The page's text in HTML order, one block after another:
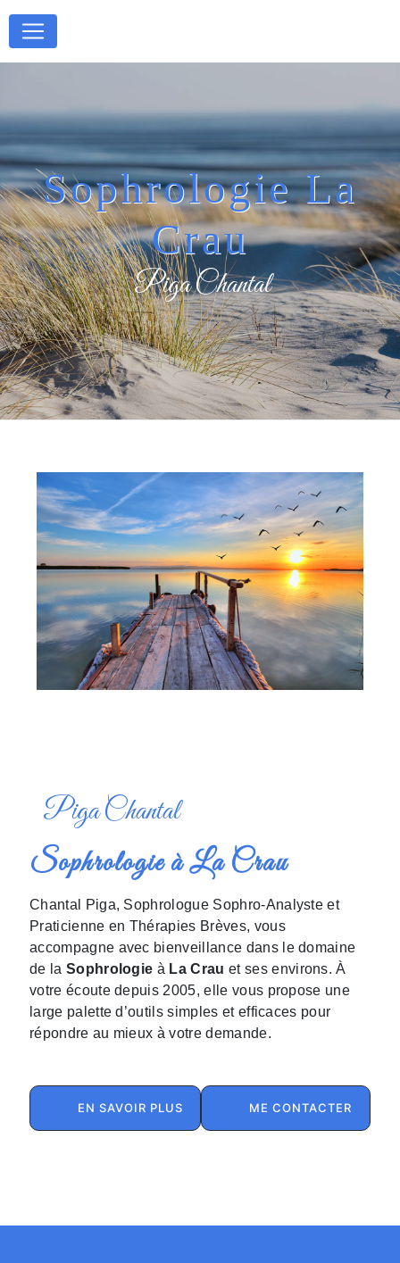
Sophrologie La
Crau
Piga Chantal
Piga Chantal
Sophrologie à La Crau
Chantal Piga, Sophrologue Sophro-Analyste et
Praticienne en Thérapies Brèves, vous
accompagne avec bienveillance dans le domaine
de la Sophrologie à La Crau et ses environs. À
votre écoute depuis 2005, elle vous propose une
large palette d’outils simples et efficaces pour
répondre au mieux à votre demande.
EN SAVOIR PLUS ME CONTACTER